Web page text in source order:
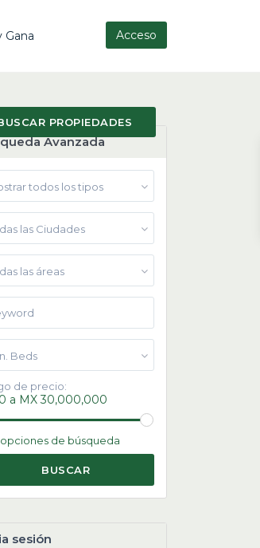
Acceso
Gana
Avanzada
todos los tipos
las Ciudades
las áreas
Beds
de precio:
a MX 30,000,000
opciones de búsqueda
BUSCAR
sesión